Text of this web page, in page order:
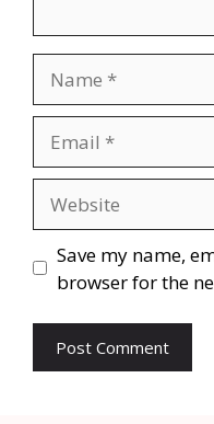
Save my name,
browser for the